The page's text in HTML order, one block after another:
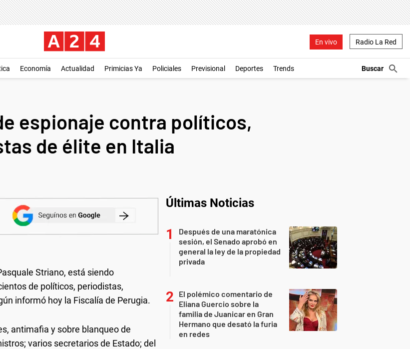
En vivo Radio La Red
Economía Actualidad Primicias Ya Policiales Previsional Deportes Trends
espionaje contra políticos,
de élite en Italia
Striano, está siendo
de políticos, periodistas,
informó hoy la Fiscalía de Perugia.
antimafia y sobre blanqueo de
varios secretarios de Estado; del
Últimas Noticias
Después de una maratónica
sesión, el Senado aprobó en
general la ley de la propiedad
privada
El polémico comentario de
Eliana Guercio sobre la
familia de Juanicar en Gran
Hermano que desató la furia
en redes